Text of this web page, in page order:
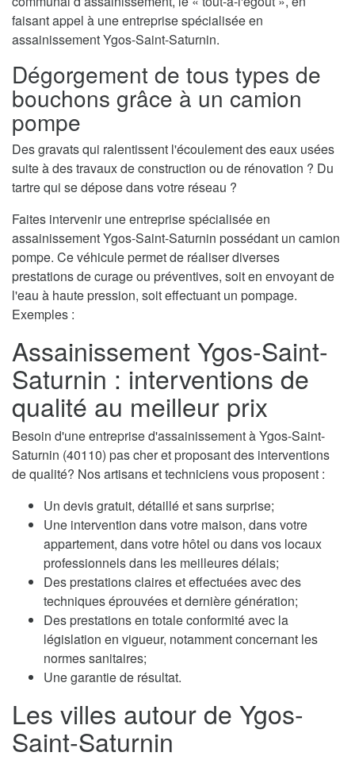
faisant appel à une entreprise spécialisée en
assainissement Ygos-Saint-Saturnin.
Dégorgement de tous types de
bouchons grâce à un camion
pompe
Des gravats qui ralentissent l'écoulement des eaux usées
suite à des travaux de construction ou de rénovation ? Du
tartre qui se dépose dans votre réseau ?
Faites intervenir une entreprise spécialisée en
assainissement Ygos-Saint-Saturnin possédant un camion
pompe. Ce véhicule permet de réaliser diverses
prestations de curage ou préventives, soit en envoyant de
l'eau à haute pression, soit effectuant un pompage.
Exemples :
Assainissement Ygos-Saint-
Saturnin : interventions de
qualité au meilleur prix
Besoin d'une entreprise d'assainissement à Ygos-Saint-
Saturnin (40110) pas cher et proposant des interventions
de qualité? Nos artisans et techniciens vous proposent :
Un devis gratuit, détaillé et sans surprise;
Une intervention dans votre maison, dans votre
appartement, dans votre hôtel ou dans vos locaux
professionnels dans les meilleures délais;
Des prestations claires et effectuées avec des
techniques éprouvées et dernière génération;
Des prestations en totale conformité avec la
législation en vigueur, notamment concernant les
normes sanitaires;
Une garantie de résultat.
Les villes autour de Ygos-
Saint-Saturnin